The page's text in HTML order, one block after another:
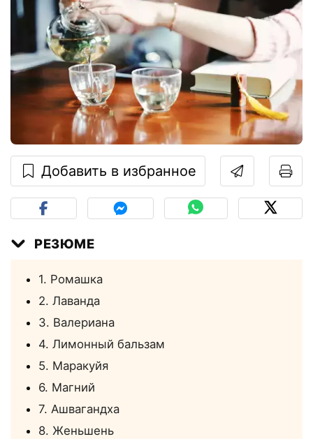
Добавить в избранное
РЕЗЮМЕ
1. Ромашка
2. Лаванда
3. Валериана
4. Лимонный бальзам
5. Маракуйя
6. Магний
7. Ашвагандха
8. Женьшень